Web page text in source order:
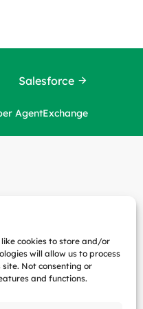
cookies to store and/or
will allow us to process
Not consenting or
and functions.
Salesforce
AgentExchange